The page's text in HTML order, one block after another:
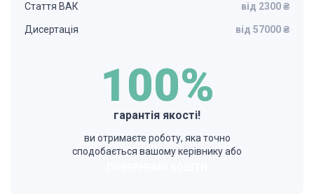
Стаття ВАК від 2300 ₴
Дисертація від 57000 ₴
100%
гарантія якості!
ви отримаєте роботу, яка точно
сподобається вашому керівнику або